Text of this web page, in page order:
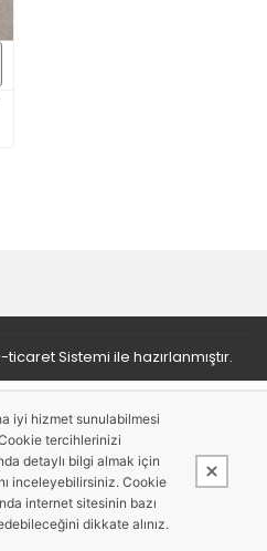
ticaret Sistemi ile hazırlanmıştır.
iyi hizmet sunulabilmesi
tercihlerinizi
detaylı bilgi almak için
inceleyebilirsiniz. Cookie
internet sitesinin bazı
dikkate alınız.